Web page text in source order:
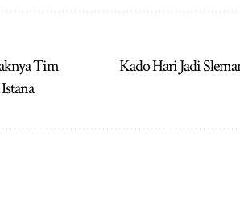
Tim
Kado Hari Jadi